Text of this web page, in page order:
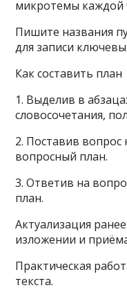
микротемы каждой
Пишите названия
для записи
Как составить план
1. Выделив в
словосочетания,
2. Поставив вопрос
вопросный план.
3. Ответив на
план.
Актуализация
изложении и
Практическая
текста.